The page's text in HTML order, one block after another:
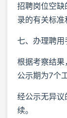
招聘岗位空
录的有关标准
七、办理聘用
根据考察结果
公示期为7个
经公示无异
续。